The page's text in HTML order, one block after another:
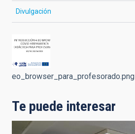
Divulgación
eo_browser_para_profesorado.png
Te puede interesar